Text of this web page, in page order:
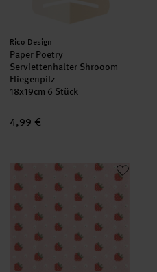
Hersteller:
Rico Design
Paper Poetry
Serviettenhalter Shrooom
Fliegenpilz
18x19cm 6 Stück
4,99 €
Servietten Erdbeeren